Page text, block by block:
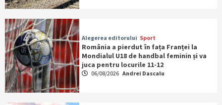
Alegerea editorului Sport
România a pierdut în fața Franței la
Mondialul U18 de handbal feminin și va
juca pentru locurile 11-12
06/08/2026 Andrei Dascalu